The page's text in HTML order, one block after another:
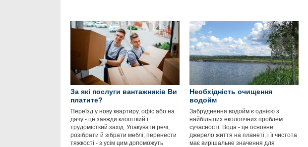
За які послуги вантажників Ви
платите?
Переїзд у нову квартиру, офіс або на
дачу - це завжди клопіткий і
трудомісткий захід. Упакувати речі,
розібрати й зібрати меблі, перенести
тяжкості - з усім цим допоможуть
Необхідність очищення
водойм
Забруднення водойм є однією з
найбільших екологічних проблем
сучасності. Вода - це основне
джерело життя на планеті, і її чистота
має вирішальне значення для